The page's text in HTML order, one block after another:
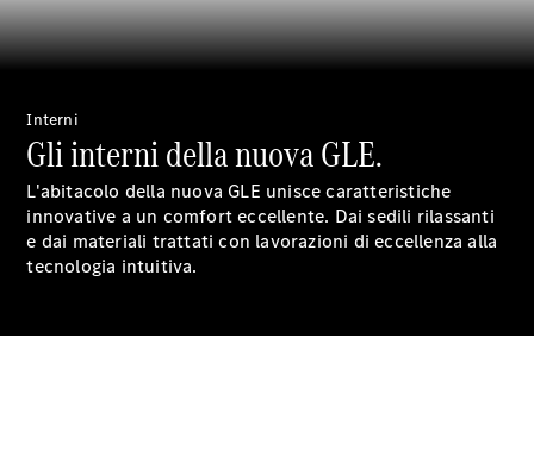
garanzia
commerciale
Parti di
ricambio
Accessori
Interni
Gli interni della nuova GLE.
L'abitacolo della nuova GLE unisce caratteristiche
innovative a un comfort eccellente. Dai sedili rilassanti
e dai materiali trattati con lavorazioni di eccellenza alla
tecnologia intuitiva.